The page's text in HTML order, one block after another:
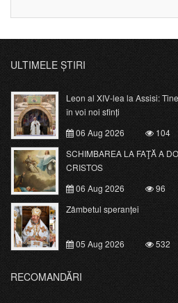
ULTIMELE ȘTIRI
Leon al XIV-lea la Assisi:
în voi noi sfinți
06 Aug 2026
104
SCHIMBAREA LA FAŢĂ A
CRISTOS
06 Aug 2026
96
Zâmbetul speranței
05 Aug 2026 532
RECOMANDĂRI